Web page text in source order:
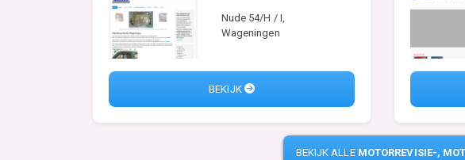
Nude 54/H / I,
Wageningen
BEKIJK
BEKIJK ALLE MOTORREVISIE-,